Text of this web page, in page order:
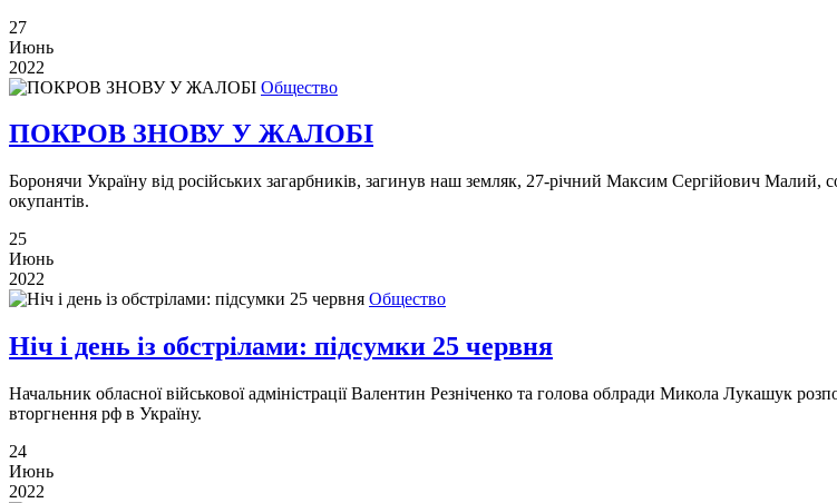
27
Июнь
2022
Общество
ПОКРОВ ЗНОВУ У ЖАЛОБІ
Боронячи Україну від російських загарбників, загинув наш земляк, 27-річний Максим Сергійович Малий,
окупантів.
25
Июнь
2022
Общество
Ніч і день із обстрілами: підсумки 25 червня
Начальник обласної військової адміністрації Валентин Резніченко та голова облради Микола Лукашук
вторгнення рф в Україну.
24
Июнь
2022